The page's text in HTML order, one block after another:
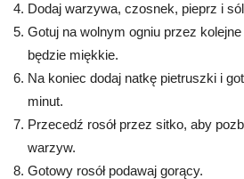
Dodaj warzywa, czosnek, pieprz i
Gotuj na wolnym ogniu przez
będzie miękkie.
Na koniec dodaj natkę pietruszki i
minut.
Przecedź rosół przez sitko, aby
warzyw.
Gotowy rosół podawaj gorący.